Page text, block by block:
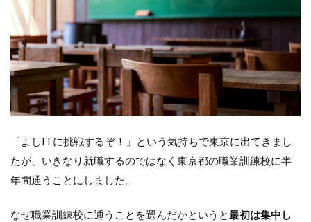
「よしITに挑戦するぞ！」という気持ちで東京に出てきまし
たが、いきなり就職するのではなく東京都の職業訓練校に半
年間通うことにしました。
なぜ職業訓練校に通うことを選んだかというと最初は集中し